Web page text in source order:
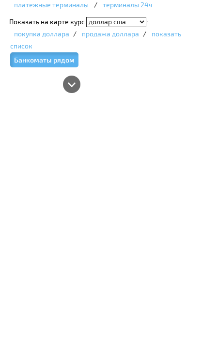
платежные терминалы
/ терминалы 24ч
Показать на карте курс
:
покупка доллара / продажа доллара /
показать
список
Банкоматы рядом